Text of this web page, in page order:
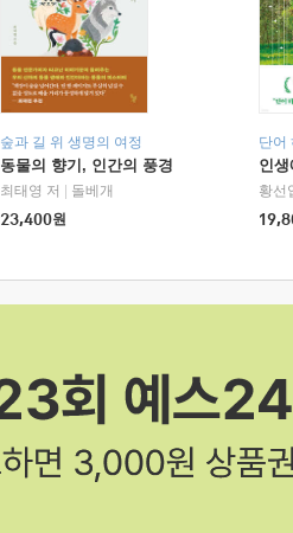
숲과 길 위 생명의 여정
동물의 향기, 인간의 풍경
최태영 저
돌베개
23,400원
단어
인
황선